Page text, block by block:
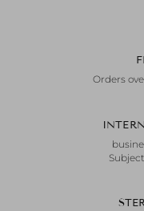
Orders